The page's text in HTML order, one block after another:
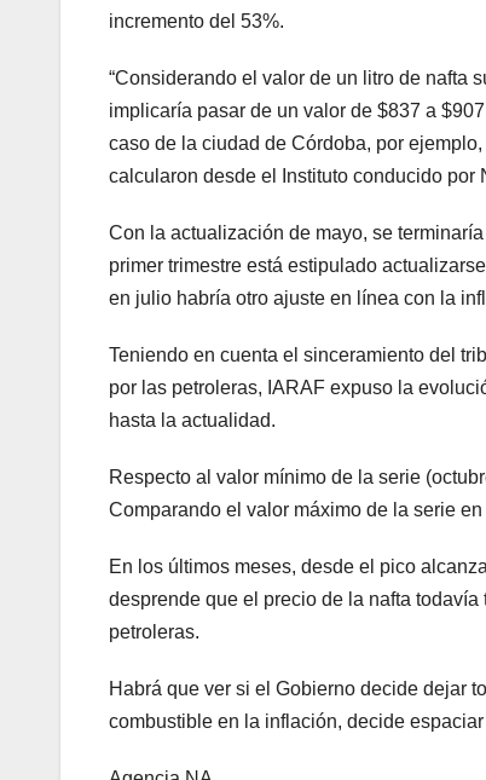
incremento del 53%.
“Considerando el valor de un litro de nafta
implicaría pasar de un valor de $837 a
caso de la ciudad de Córdoba, por
calcularon desde el Instituto conducido por
Con la actualización de mayo, se
primer trimestre está estipulado
en julio habría otro ajuste en línea con la
Teniendo en cuenta el sinceramiento del
por las petroleras, IARAF expuso la
hasta la actualidad.
Respecto al valor mínimo de la serie
Comparando el valor máximo de la serie
En los últimos meses, desde el pico
desprende que el precio de la nafta
petroleras.
Habrá que ver si el Gobierno decide dejar
combustible en la inflación, decide